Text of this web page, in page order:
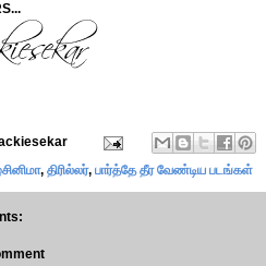
, திரில்லர், பார்த்தே தீர வேண்டிய படங்கள்